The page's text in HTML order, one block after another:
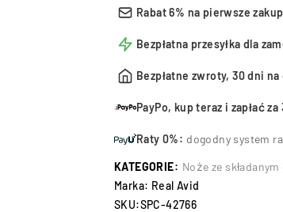
Rabat 6% na pierwsze
Bezpłatna przesyłka dla
Bezpłatne zwroty, 30 dni
PayPo, kup teraz i zapłać za
Raty 0%: dogodny system
KATEGORIE: Noże ze
Marka: Real Avid
SKU:SPC-42766